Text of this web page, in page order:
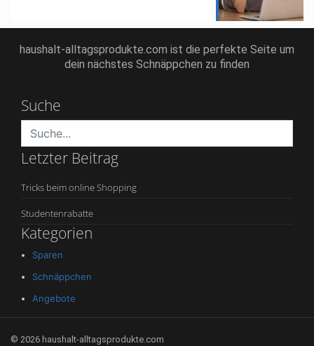
haushalt-alltagsprodukte.com ist die perfekte Seite um
dein nächstes Schnäppchen zu finden
Suche
Letzter Beitrag
Tricks beim online Shopping
Studentenrabatte
Kategorien
Sparen
Schnäppchen
Angebote
© 2026 haushalt-alltagsprodukte.com